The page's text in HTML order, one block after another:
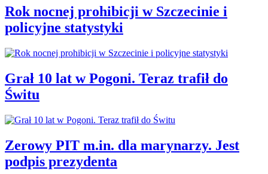
Rok nocnej prohibicji w Szczecinie i
policyjne statystyki
Grał 10 lat w Pogoni. Teraz trafił do
Świtu
Zerowy PIT m.in. dla marynarzy. Jest
podpis prezydenta